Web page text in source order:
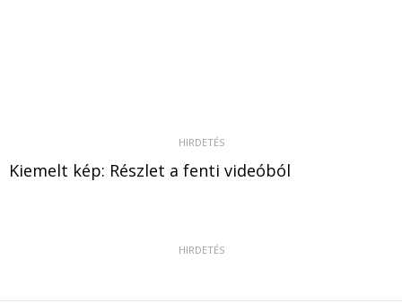
Kiemelt kép: Részlet a fenti videóból